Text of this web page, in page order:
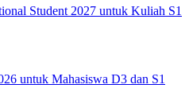
Student 2027 untuk Kuliah S1
untuk Mahasiswa D3 dan S1